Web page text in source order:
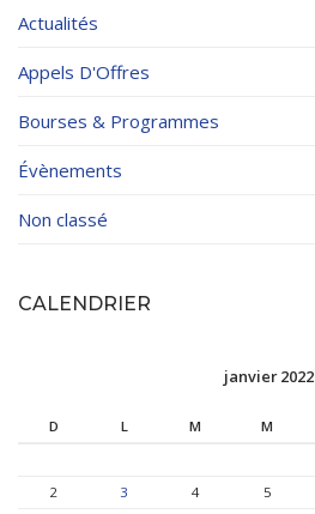
Actualités
Appels D'Offres
Bourses & Programmes
Évènements
Non classé
CALENDRIER
janvier 2022
D L M M
2
3 4 5